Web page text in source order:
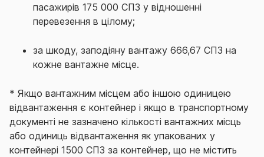
пасажирів 175 000 СПЗ у відношенні
перевезення в цілому;
за шкоду, заподіяну вантажу 666,67 СПЗ на
кожне вантажне місце.
* Якщо вантажним місцем або іншою одиницею
відвантаження є контейнер і якщо в транспортному
документі не зазначено кількості вантажних місць
або одиниць відвантаження як упакованих у
контейнері 1500 СПЗ за контейнер, що не містить